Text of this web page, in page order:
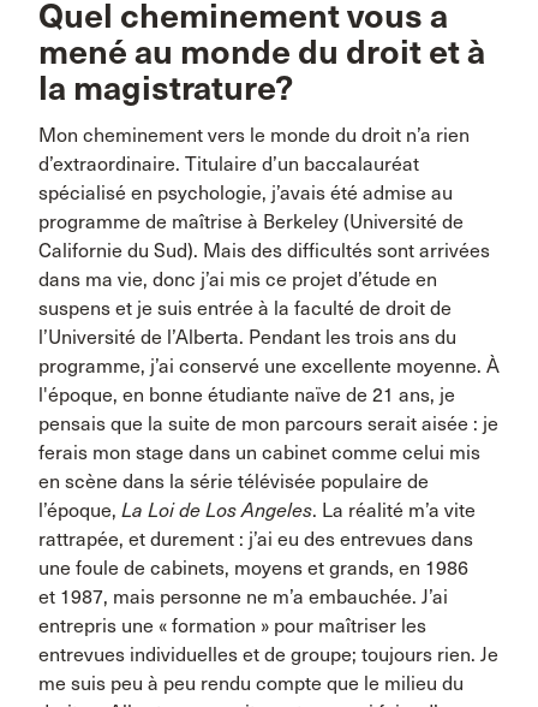
Quel cheminement vous a
mené au monde du droit et à
la magistrature?
Mon cheminement vers le monde du droit n’a rien
d’extraordinaire. Titulaire d’un baccalauréat
spécialisé en psychologie, j’avais été admise au
programme de maîtrise à Berkeley (Université de
Californie du Sud). Mais des difficultés sont arrivées
dans ma vie, donc j’ai mis ce projet d’étude en
suspens et je suis entrée à la faculté de droit de
l’Université de l’Alberta. Pendant les trois ans du
programme, j’ai conservé une excellente moyenne. À
l'époque, en bonne étudiante naïve de 21 ans, je
pensais que la suite de mon parcours serait aisée : je
ferais mon stage dans un cabinet comme celui mis
en scène dans la série télévisée populaire de
l’époque, La Loi de Los Angeles. La réalité m’a vite
rattrapée, et durement : j’ai eu des entrevues dans
une foule de cabinets, moyens et grands, en 1986
et 1987, mais personne ne m’a embauchée. J’ai
entrepris une « formation » pour maîtriser les
entrevues individuelles et de groupe; toujours rien. Je
me suis peu à peu rendu compte que le milieu du